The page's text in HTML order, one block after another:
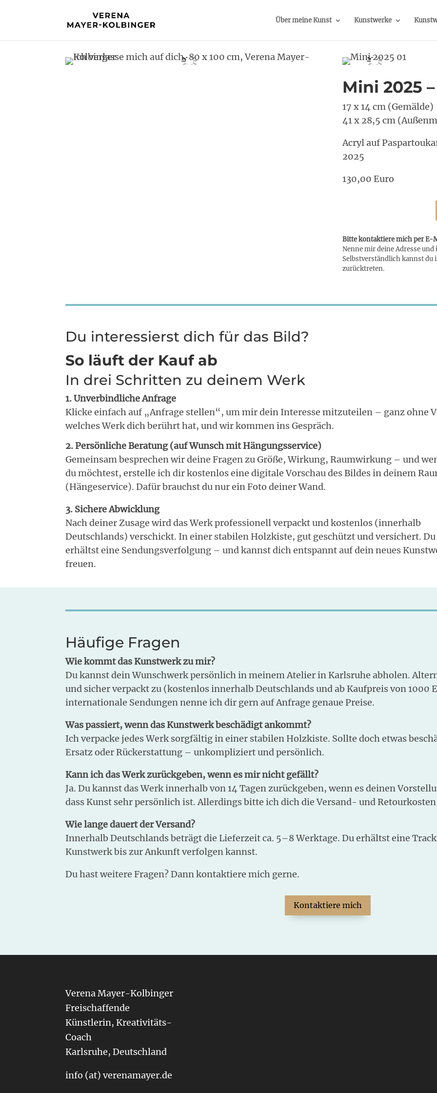
Über meine Kunst Kunstwerke
Mini 2025 –
17 x 14 cm (Gemälde)
41 x 28,5 cm
Acryl auf
2025
130,00 Euro
Bitte kontaktiere mich per
Nenne mir deine Adresse
Selbstverständlich kannst du
zurücktreten.
Du interessierst dich für das Bild?
So läuft der Kauf ab
In drei Schritten zu deinem Werk
1. Unverbindliche Anfrage
Klicke einfach auf „Anfrage stellen“, um mir dein Interesse mitzuteilen – ganz ohne
welches Werk dich berührt hat, und wir kommen ins Gespräch.
2. Persönliche Beratung (auf Wunsch mit Hängungsservice)
Gemeinsam besprechen wir deine Fragen zu Größe, Wirkung, Raumwirkung – und
du möchtest, erstelle ich dir kostenlos eine digitale Vorschau des Bildes in deinem
(Hängeservice). Dafür brauchst du nur ein Foto deiner Wand.
3. Sichere Abwicklung
Nach deiner Zusage wird das Werk professionell verpackt und kostenlos (innerhalb
Deutschlands) verschickt. In einer stabilen Holzkiste, gut geschützt und versichert. Du
erhältst eine Sendungsverfolgung – und kannst dich entspannt auf dein neues
freuen.
Häufige Fragen
Wie kommt das Kunstwerk zu mir?
Du kannst dein Wunschwerk persönlich in meinem Atelier in Karlsruhe abholen.
und sicher verpackt zu (kostenlos innerhalb Deutschlands und ab Kaufpreis von 1000
internationale Sendungen nenne ich dir gern auf Anfrage genaue Preise.
Was passiert, wenn das Kunstwerk beschädigt ankommt?
Ich verpacke jedes Werk sorgfältig in einer stabilen Holzkiste. Sollte doch etwas
Ersatz oder Rückerstattung – unkompliziert und persönlich.
Kann ich das Werk zurückgeben, wenn es mir nicht gefällt?
Ja. Du kannst das Werk innerhalb von 14 Tagen zurückgeben, wenn es deinen
dass Kunst sehr persönlich ist. Allerdings bitte ich dich die Versand- und
Wie lange dauert der Versand?
Innerhalb Deutschlands beträgt die Lieferzeit ca. 5–8 Werktage. Du erhältst eine
Kunstwerk bis zur Ankunft verfolgen kannst.
Du hast weitere Fragen? Dann kontaktiere mich gerne.
Kontaktiere mich
Verena Mayer-Kolbinger
Freischaffende
Künstlerin, Kreativitäts-
Coach
Karlsruhe, Deutschland
info (at) verenamayer.de